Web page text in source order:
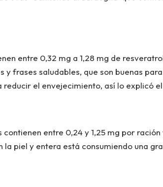
entre 0,32 mg a 1,28 mg de
y frases saludables, que son buenas
el envejecimiento, así lo explicó el
entre 0,24 y 1,25 mg por
la piel y entera está consumiendo una